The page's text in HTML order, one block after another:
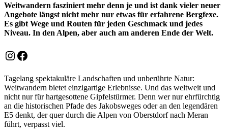
Weitwandern fasziniert mehr denn je und ist dank vieler neuer
Angebote längst nicht mehr nur etwas für erfahrene Bergfexe.
Es gibt Wege und Routen für jeden Geschmack und jedes
Niveau. In den Alpen, aber auch am anderen Ende der Welt.
Instagram
Facebook
Tagelang spektakuläre Landschaften und unberührte Natur:
Weitwandern bietet einzigartige Erlebnisse. Und das weltweit und
nicht nur für hartgesottene Gipfelstürmer. Denn wer nur ehrfürchtig
an die historischen Pfade des Jakobsweges oder an den legendären
E5 denkt, der quer durch die Alpen von Oberstdorf nach Meran
führt, verpasst viel.